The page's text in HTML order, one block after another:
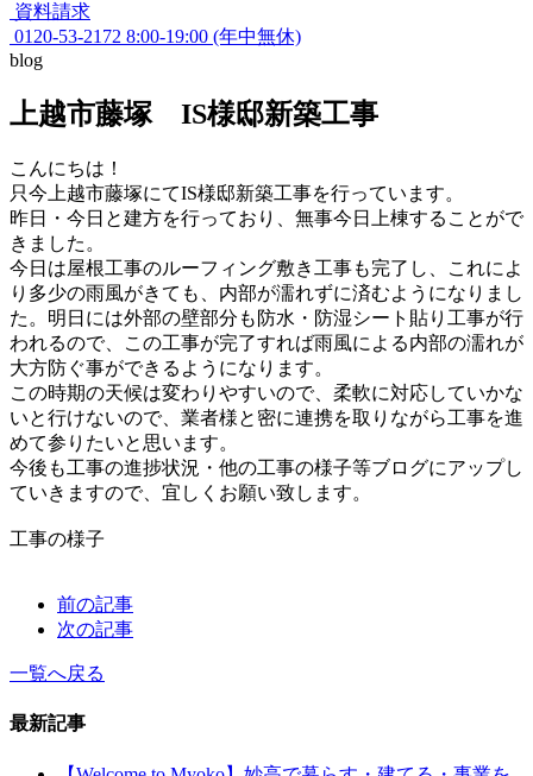
資料請求
0120-53-2172 8:00-19:00 (年中無休)
blog
上越市藤塚 IS様邸新築工事
こんにちは！
只今上越市藤塚にてIS様邸新築工事を行っています。
昨日・今日と建方を行っており、無事今日上棟することがで
きました。
今日は屋根工事のルーフィング敷き工事も完了し、これによ
り多少の雨風がきても、内部が濡れずに済むようになりまし
た。明日には外部の壁部分も防水・防湿シート貼り工事が行
われるので、この工事が完了すれば雨風による内部の濡れが
大方防ぐ事ができるようになります。
この時期の天候は変わりやすいので、柔軟に対応していかな
いと行けないので、業者様と密に連携を取りながら工事を進
めて参りたいと思います。
今後も工事の進捗状況・他の工事の様子等ブログにアップし
ていきますので、宜しくお願い致します。
工事の様子
前の記事
次の記事
一覧へ戻る
最新記事